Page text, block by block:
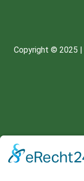
Copyright © 2025